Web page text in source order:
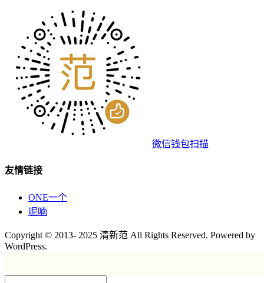
微信钱包扫描
友情链接
ONE一个
呢喃
Copyright © 2013- 2025 清新范 All Rights Reserved. Powered by
WordPress.